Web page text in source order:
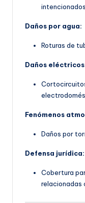
intencionados.
Daños por agua:
Roturas de
Daños
Fenómenos
Daños por
Defensa jurídica:
Cobertura
relacionadas